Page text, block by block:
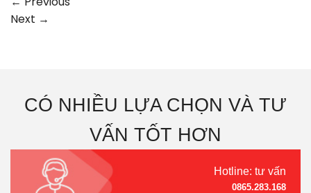
Next →
CÓ NHIỀU LỰA CHỌN VÀ TƯ
VẤN TỐT HƠN
Hotline: tư vấn
0865.283.168